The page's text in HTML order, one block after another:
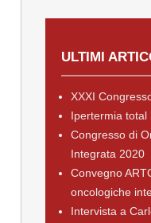
ULTIMI
XXXI
Ipertermia total
Congresso di
Integrata 2020
Convegno
oncologiche
Intervista a